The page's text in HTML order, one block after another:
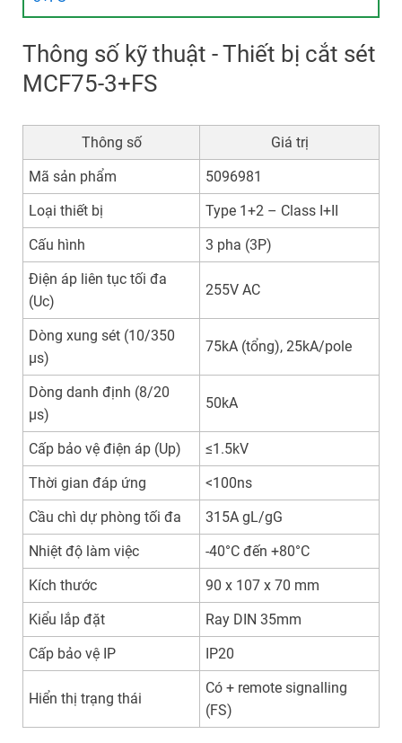
Thông số kỹ thuật - Thiết bị cắt sét
MCF75-3+FS
Thông số
Giá trị
Mã sản phẩm
5096981
Loại thiết bị
Type 1+2 – Class I+II
Cấu hình
3 pha (3P)
Điện áp liên tục tối đa
(Uc)
255V AC
Dòng xung sét (10/350
µs)
75kA (tổng), 25kA/pole
Dòng danh định (8/20
µs)
50kA
Cấp bảo vệ điện áp (Up)
≤1.5kV
Thời gian đáp ứng
<100ns
Cầu chì dự phòng tối đa
315A gL/gG
Nhiệt độ làm việc
-40°C đến +80°C
Kích thước
90 x 107 x 70 mm
Kiểu lắp đặt
Ray DIN 35mm
Cấp bảo vệ IP
IP20
Hiển thị trạng thái
Có + remote signalling
(FS)